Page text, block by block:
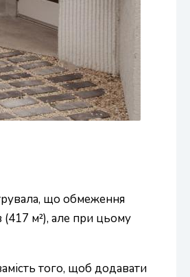
що обмеження
(417 м²), але при цьому
того, щоб додавати